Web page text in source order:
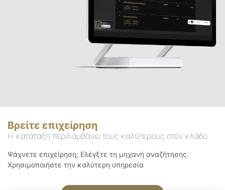
Βρείτε επιχείρηση
Η κατάταξη περιλαμβάνει τους καλύτερους στον κλάδο
Ψάχνετε επιχείρηση; Ελέγξτε τη μηχανή αναζήτησης.
Χρησιμοποιήστε την καλύτερη υπηρεσία